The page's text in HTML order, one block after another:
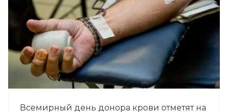
Всемирный день донора крови отметят на